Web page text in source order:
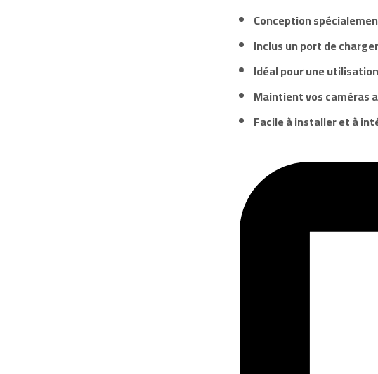
Conception
Inclus un port de
Idéal pour une
Maintient vos caméras
Facile à installer et à